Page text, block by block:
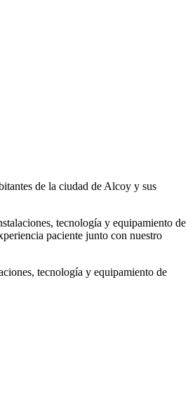
de la ciudad de Alcoy y sus
tecnología y equipamiento de
paciente junto con nuestro
tecnología y equipamiento de